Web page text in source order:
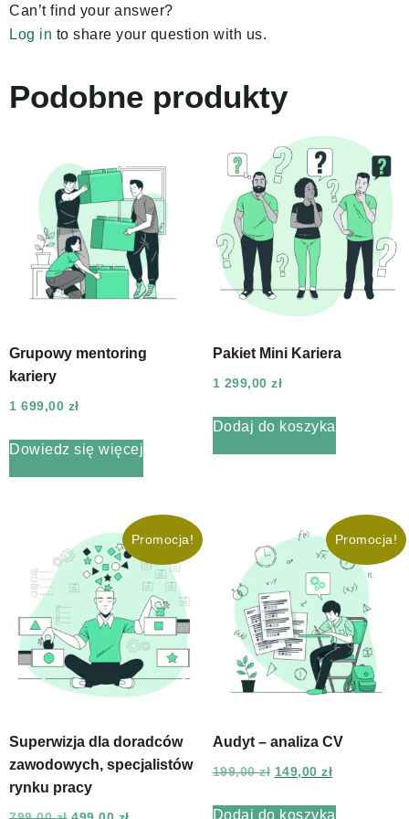
Can’t find your answer?
Log in to share your question with us.
Podobne produkty
Grupowy mentoring
kariery
1 699,00 zł
Dowiedz się więcej
Pakiet Mini Kariera
1 299,00zł
Dodaj do koszyka
Promocja!
Superwizja dla doradców
zawodowych, specjalistów
rynku pracy
Promocja!
Audyt – analiza CV
199,00zł 149,00zł
Dodaj do koszyka